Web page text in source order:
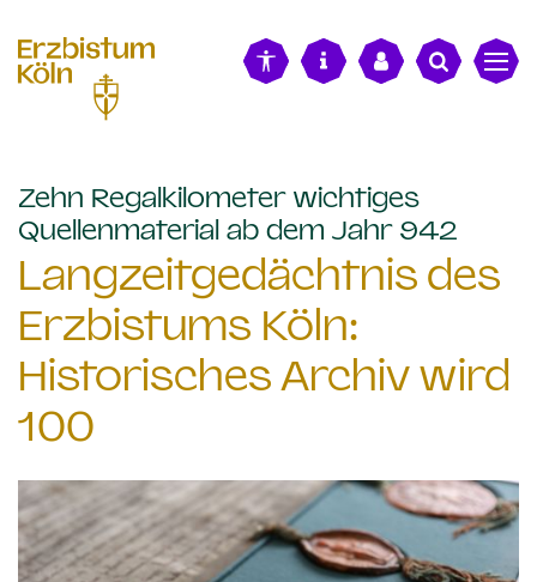
Zehn Regalkilometer wichtiges
Quellenmaterial ab dem Jahr 942
Langzeitgedächtnis des
Erzbistums Köln:
Historisches Archiv wird
100